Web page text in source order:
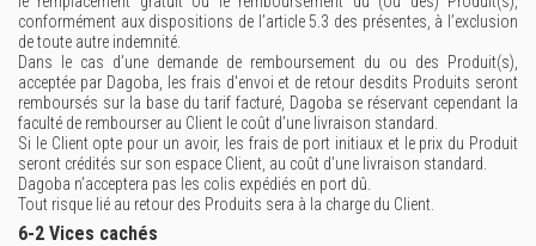
conformément aux dispositions de l’article 5.3 des présentes, à l’exclusion
de toute autre indemnité.
Dans le cas d’une demande de remboursement du ou des Produit(s),
acceptée par Dagoba, les frais d'envoi et de retour desdits Produits seront
remboursés sur la base du tarif facturé, Dagoba se réservant cependant la
faculté de rembourser au Client le coût d’une livraison standard.
Si le Client opte pour un avoir, les frais de port initiaux et le prix du Produit
seront crédités sur son espace Client, au coût d’une livraison standard.
Dagoba n’acceptera pas les colis expédiés en port dû.
Tout risque lié au retour des Produits sera à la charge du Client.
6-2 Vices cachés